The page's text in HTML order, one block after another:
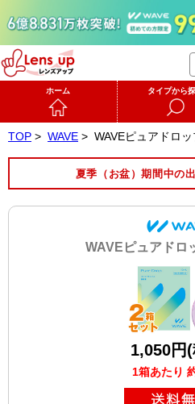
ホーム タイプから
TOP > WAVE > WAVEピュアドロ
夏季（お盆）期間中の
WAVEピュアドロ
1,050円
1箱あたり